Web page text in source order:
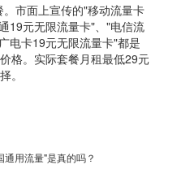
市面上宣传的"移动流量卡
19元无限流量卡"、"电信流
电卡19元无限流量卡"都是
格。实际套餐月租最低29元
。
用流量"是真的吗？